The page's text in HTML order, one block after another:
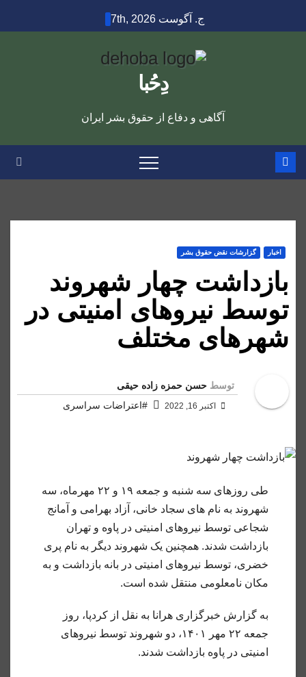
to
ج. آگوست 7th, 2026
دِحُبا
آگاهی و دفاع از حقوق بشر ایران
اخبار گزارشات نقض حقوق بشر
بازداشت چهار شهروند
توسط نیروهای امنیتی در
شهرهای مختلف
توسط حسن حمزه زاده حیقی
اکتبر 16, 2022 #اعتراضات سراسری
طی روزهای سه شنبه و جمعه ۱۹ و ۲۲ مهرماه، سه
شهروند به نام های سجاد خانی، آزاد بهرامی و آمانج
شجاعی توسط نیروهای امنیتی در پاوه و تهران
بازداشت شدند. همچنین یک شهروند دیگر به نام پری
خضری، توسط نیروهای امنیتی در بانه بازداشت و به
مکان نامعلومی منتقل شده است.
به گزارش خبرگزاری هرانا به نقل از کردپا، روز
جمعه ۲۲ مهر ۱۴۰۱، دو شهروند توسط نیروهای
امنیتی در پاوه بازداشت شدند.